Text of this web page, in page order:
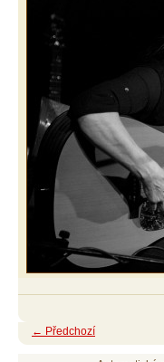
← Předchozí